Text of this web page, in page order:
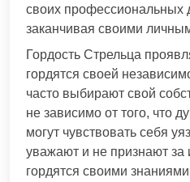
своих профессиональных
заканчивая своими
Гордость Стрельца
гордятся своей
часто выбирают свой
не зависимо от того, что
могут чувствовать себя
уважают и не признают
гордятся своими